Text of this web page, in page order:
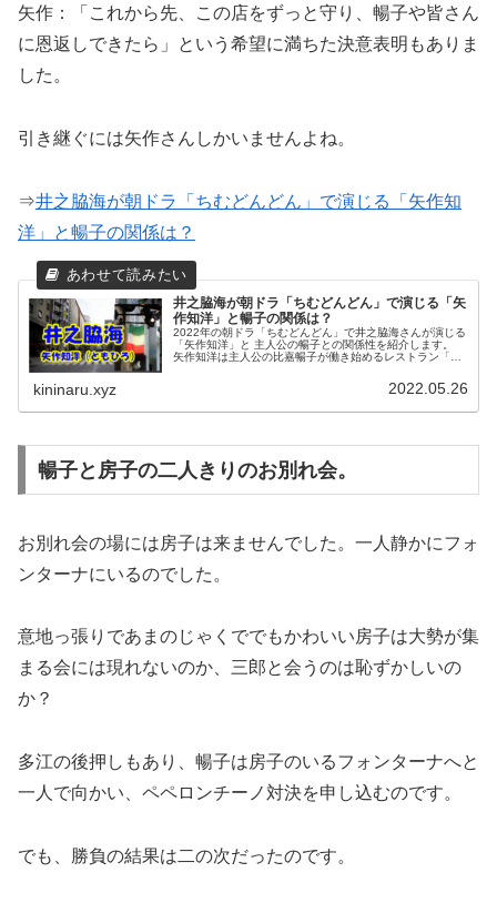
矢作：「これから先、この店をずっと守り、暢子や皆さん
に恩返しできたら」という希望に満ちた決意表明もありま
した。
引き継ぐには矢作さんしかいませんよね。
⇒井之脇海が朝ドラ「ちむどんどん」で演じる「矢作知
洋」と暢子の関係は？
井之脇海が朝ドラ「ちむどんどん」で演じる「矢
作知洋」と暢子の関係は？
2022年の朝ドラ「ちむどんどん」で井之脇海さんが演じる
「矢作知洋」と 主人公の暢子との関係性を紹介します。
矢作知洋は主人公の比嘉暢子が働き始めるレストラン「ア
kininaru.xyz 2022.05.26
暢子と房子の二人きりのお別れ会。
お別れ会の場には房子は来ませんでした。一人静かにフォ
ンターナにいるのでした。
意地っ張りであまのじゃくででもかわいい房子は大勢が集
まる会には現れないのか、三郎と会うのは恥ずかしいの
か？
多江の後押しもあり、暢子は房子のいるフォンターナへと
一人で向かい、ペペロンチーノ対決を申し込むのです。
でも、勝負の結果は二の次だったのです。